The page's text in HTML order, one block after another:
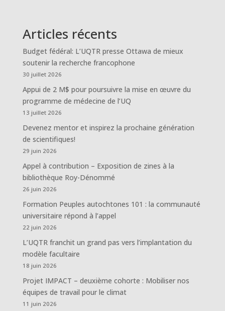
Articles récents
Budget fédéral: L’UQTR presse Ottawa de mieux
soutenir la recherche francophone
30 juillet 2026
Appui de 2 M$ pour poursuivre la mise en œuvre du
programme de médecine de l’UQ
13 juillet 2026
Devenez mentor et inspirez la prochaine génération
de scientifiques!
29 juin 2026
Appel à contribution – Exposition de zines à la
bibliothèque Roy-Dénommé
26 juin 2026
Formation Peuples autochtones 101 : la communauté
universitaire répond à l’appel
22 juin 2026
L’UQTR franchit un grand pas vers l’implantation du
modèle facultaire
18 juin 2026
Projet IMPACT – deuxième cohorte : Mobiliser nos
équipes de travail pour le climat
11 juin 2026